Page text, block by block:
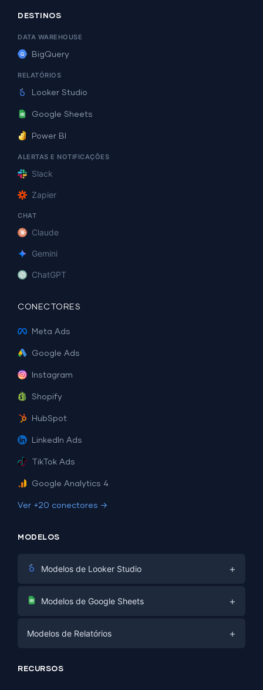
DESTINOS
DATA WAREHOUSE
BigQuery
RELATÓRIOS
Looker Studio
Google Sheets
Power BI
ALERTAS E NOTIFICAÇÕES
Slack
Zapier
CHAT
Claude
Gemini
ChatGPT
CONECTORES
Meta Ads
Google Ads
Instagram
Shopify
HubSpot
LinkedIn Ads
TikTok Ads
Google Analytics 4
Ver +20 conectores →
MODELOS
Modelos de Looker Studio +
Marketing Digital
PPC
SEO
Modelos de Google Sheets +
Mídias Sociais
Modelos de Relatórios +
RECURSOS